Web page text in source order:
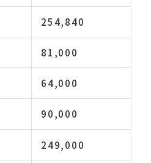
254,840
81,000
64,000
90,000
249,000